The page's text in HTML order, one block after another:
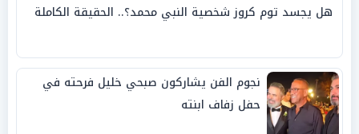
هل يجسد توم كروز شخصية النبي محمد؟.. الحقيقة الكاملة
نجوم الفن يشاركون صبحي خليل فرحته في
حفل زفاف ابنته